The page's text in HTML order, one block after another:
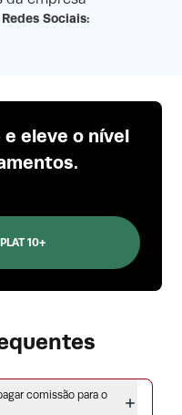
Sociais:
e eleve o nível
10+
comissão para o